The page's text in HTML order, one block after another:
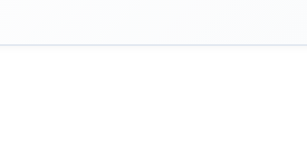
还活着”，薇安深陷焦虑中，决定开始调查母亲失